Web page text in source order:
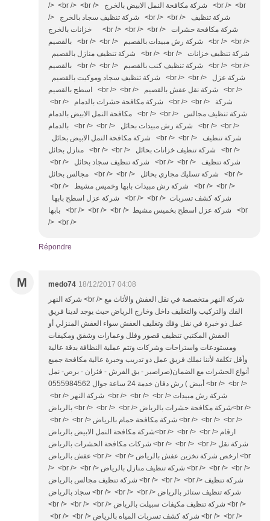
/> <br /> <br /> شركة مكافحة النمل الابيض بالخرج <br /> <br
/> شركة تنظيف سجاد بالخرج <br /> <br /> شركة تنظيف
خزانات بالخرج <br /> <br /> <br /> شركة مكافحة حشرات
بالقصيم <br /> <br /> شركة رش مبيدات بالقصيم <br /> <br />
بالقصيم <br /> <br /> شركة تنظيف كنب بالقصيم <br /> <br />
اسطح بالقصيم <br /> <br /> شركة نقل عفش بالقصيم <br />
<br /> شركة مكافحة حشرات بالدمام <br /> <br /> شركة
مكافحة النمل الابيض بالدمام <br /> <br /> شركة تنظيف مجالس
بالدمام <br /> <br /> شركة رش مبيدات بحائل <br /> <br />
منازل بحائل <br /> <br /> شركة تنظيف خزانات بحائل <br />
<br /> شركة تنظيف سجاد بحائل <br /> <br /> شركة تنظيف
مجالس بحائل <br /> <br /> شركة تسليك مجاري بحائل <br />
<br /> شركة رش مبيدات بابها وخميس مشيط <br /> <br />
بابها <br /> <br /> <br /> شركة عزل اسطح بخميس مشيط <br
/> <br />
Répondre
M medo74 18/12/2017 04:08
شركة النهر <br /> شركة النهر متخصصة في نقل العفش والأثاث مع
الفك والتركيب والتغليف داخل وخارج الرياض حيث يوجد لدينا فريق
عمل ذو خبرة في نقل وفك وتغليف العفش سواء العفش المنزلي أو
العفش المكتبي تنظيف قصور وفلل وعمارات وشقق ومكيفات
ومستودعات واستراحات وشركات وتتم عملية النظافة بدقة عالية
وأقل تكلفة لأننا نملك فريق عمل ذو تدريب وخبرة عالية مكافحة جميع
أنواع الحشرات مع الضمان(صراصير - بق الفرش - فئران - برص- نمل
أبيض ) رش دفان خدمة 24 ساعة جوال 0555984562 <br /> <br />
<br /> شركة النهر <br /> <br /> <br /> شركة رش مبيدات
بالرياض <br /> <br /> <br /> شركة مكافحة حشرات بالرياض<br />
<br /> <br /> شركة مكافحة حمام بالرياض <br /> <br /> <br />
شركة مكافحة النمل الابيض بالرياض<br /> <br /> <br /> ارقام
شركات مكافحة الحشرات بالرياض <br /> <br /> <br /> شركة نقل
عفش بالرياض <br /> <br /> ارخص شركة تخزين عفش بالرياض <br
/> <br /> <br /> شركة تنظيف منازل بالرياض <br /> <br /> <br />
شركة تنظيف مجالس بالرياض <br /> <br /> <br /> شركة تنظيف
سجاد بالرياض <br /> <br /> <br /> شركة تنظيف ستائر بالرياض
<br /> <br /> <br /> شركة تنظيف مكيفات سبيلت بالرياض <br />
<br /> <br /> شركة كشف تسربات المياه بالرياض <br /> <br />